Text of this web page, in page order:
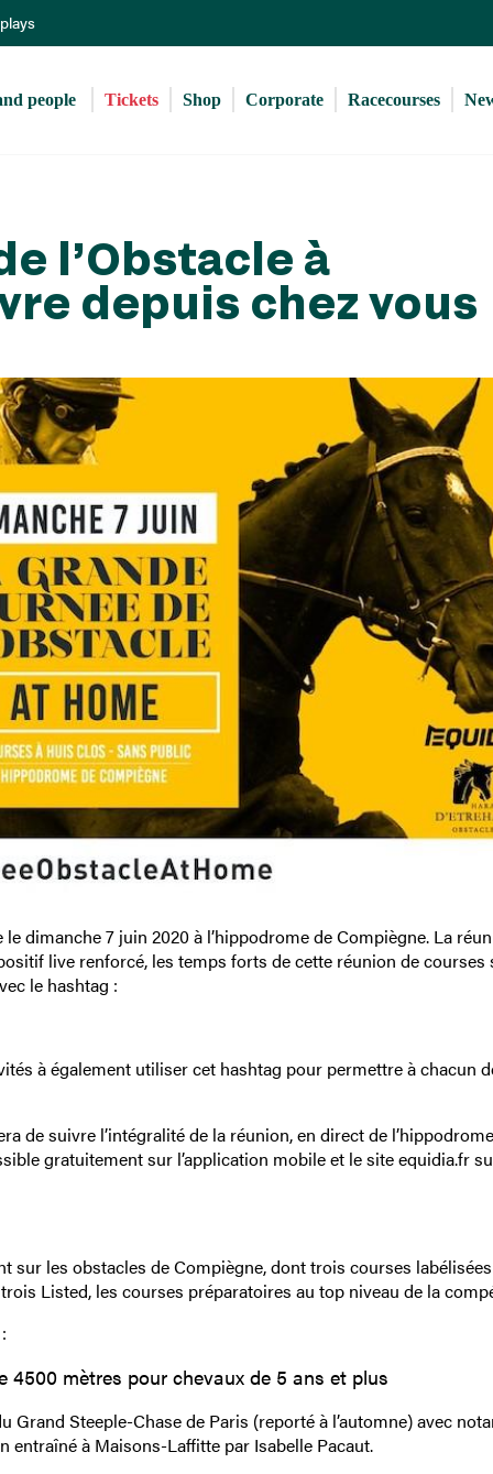
to
content
people Tickets Shop Corporate Racecourses
l’Obstacle à
depuis chez vous
dimanche 7 juin 2020 à l’hippodrome de Compiègne. La
live renforcé, les temps forts de cette réunion de courses
le hashtag :
à également utiliser cet hashtag pour permettre à chacun
de suivre l’intégralité de la réunion, en direct de
gratuitement sur l’application mobile et le site equidia.fr
sur les obstacles de Compiègne, dont trois courses
Listed, les courses préparatoires au top niveau de la
4500 mètres pour chevaux de 5 ans et plus
Grand Steeple-Chase de Paris (reporté à l’automne) avec
entraîné à Maisons-Laffitte par Isabelle Pacaut.